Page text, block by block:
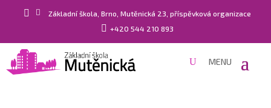
  Základní škola, Brno, Mutěnická 23, příspěvková organizace
 +420 544 210 893